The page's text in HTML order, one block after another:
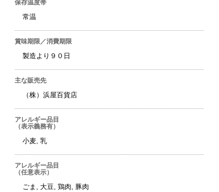
保存温度帯
常温
賞味期限／消費期限
製造より９０日
主な販売先
（株）浜屋百貨店
アレルギー品目
（表示義務有）
小麦, 乳
アレルギー品目
（任意表示）
ごま, 大豆, 鶏肉, 豚肉